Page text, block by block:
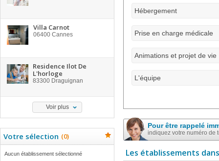
Villa Carnot
06400 Cannes
Residence Ilot De
L'horloge
83300 Draguignan
Voir plus
Votre sélection (0)
Aucun établissement sélectionné
Hébergement
Prise en charge médicale
Animations et projet de vie
L'équipe
Pour être rappelé
indiquez votre numéro de
Les établissements